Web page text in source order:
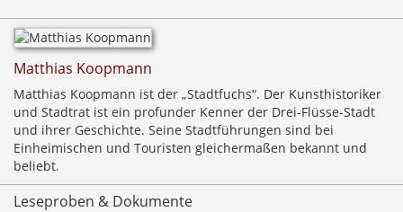
Matthias Koopmann
Matthias Koopmann ist der „Stadtfuchs“. Der Kunsthistoriker
und Stadtrat ist ein profunder Kenner der Drei-Flüsse-Stadt
und ihrer Geschichte. Seine Stadtführungen sind bei
Einheimischen und Touristen gleichermaßen bekannt und
beliebt.
Leseproben & Dokumente